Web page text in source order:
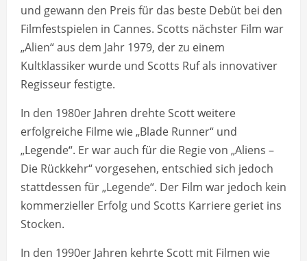
und gewann den Preis für das beste Debüt bei den
Filmfestspielen in Cannes. Scotts nächster Film war
„Alien“ aus dem Jahr 1979, der zu einem
Kultklassiker wurde und Scotts Ruf als innovativer
Regisseur festigte.
In den 1980er Jahren drehte Scott weitere
erfolgreiche Filme wie „Blade Runner“ und
„Legende“. Er war auch für die Regie von „Aliens –
Die Rückkehr“ vorgesehen, entschied sich jedoch
stattdessen für „Legende“. Der Film war jedoch kein
kommerzieller Erfolg und Scotts Karriere geriet ins
Stocken.
In den 1990er Jahren kehrte Scott mit Filmen wie